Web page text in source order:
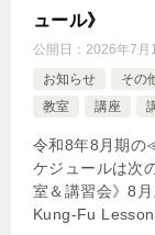
ュール》
公開日： 2026年7月
お知らせ
その
教室
講座
令和8年8月期の
ケジュールは次
室＆講習会》8
Kung-Fu